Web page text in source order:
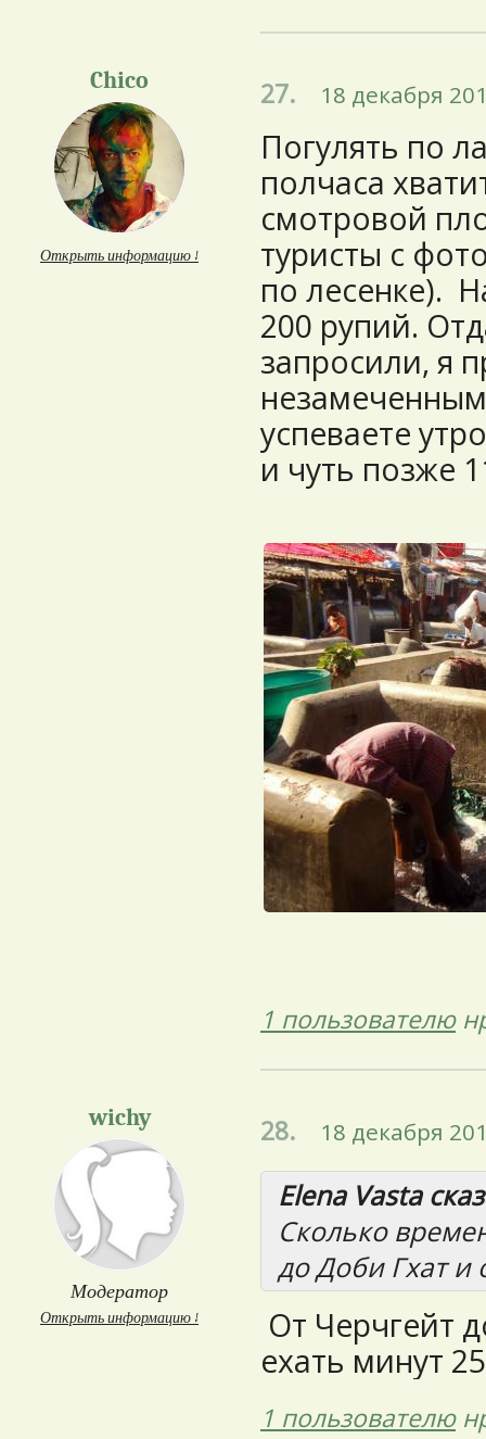
Chico
Открыть информацию ↓
27. 18 декабря
Погулять по
полчаса
смотровой
туристы с
по лесенке).
200 рупий.
запросили, я
успеваете
и чуть позже
1 пользователю
wichy
Модератор
Открыть информацию ↓
28. 18 декабря
Elena Vasta
Сколько
до Доби Гхат и
От Черчгейт
ехать минут
1 пользователю